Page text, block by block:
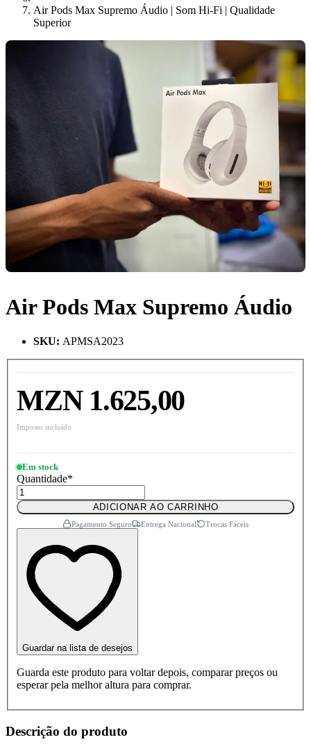
Air Pods Max Supremo Áudio | Som Hi-Fi | Qualidade
Superior
Air Pods Max Supremo Áudio
SKU: APMSA2023
MZN 1.625,00
Imposto incluído
Em stock
Quantidade*
ADICIONAR AO CARRINHO
Pagamento Seguro Entrega Nacional Trocas Fáceis
Guardar na lista de desejos
Guarda este produto para voltar depois, comparar preços ou
esperar pela melhor altura para comprar.
Descrição do produto